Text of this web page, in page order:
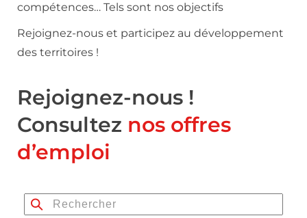
compétences… Tels sont nos objectifs
Rejoignez-nous et participez au développement
des territoires !
Rejoignez-nous !
Consultez nos offres
d’emploi